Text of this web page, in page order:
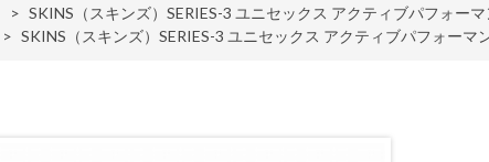
> SKINS（スキンズ）SERIES-3 ユニセックス アクティブパフォー
> SKINS（スキンズ）SERIES-3 ユニセックス アクティブパフォーマ